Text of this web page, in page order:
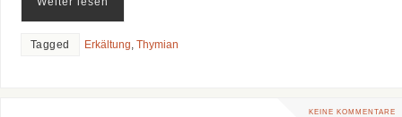
Tagged Erkältung, Thymian
KEINE KOMMENTARE